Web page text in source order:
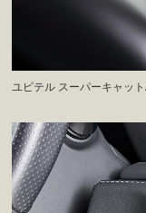
ユピテル スーパーキャッ